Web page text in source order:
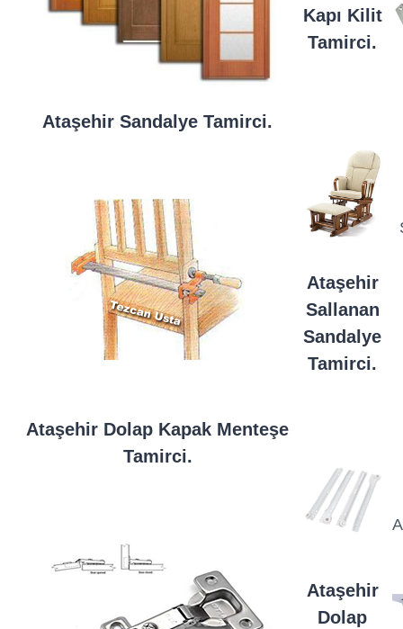
Kapı Kilit
Tamirci.
Ataşehir Sandalye Tamirci.
Ataşehir
Sallanan
Sandalye
Tamirci.
Ataşehir Dolap Kapak Menteşe
Tamirci.
Ataşehir
Dolap